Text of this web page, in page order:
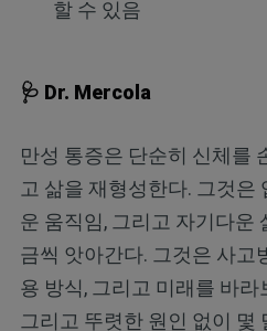
할 수 있음
🩺 Dr. Mercola
만성 통증은 단순히 신체를
고 삶을 재형성한다. 그것은
운 움직임, 그리고 자기다운
금씩 앗아간다. 그것은 사고
용 방식, 그리고 미래를 바
그리고 뚜렷한 원인 없이 몇